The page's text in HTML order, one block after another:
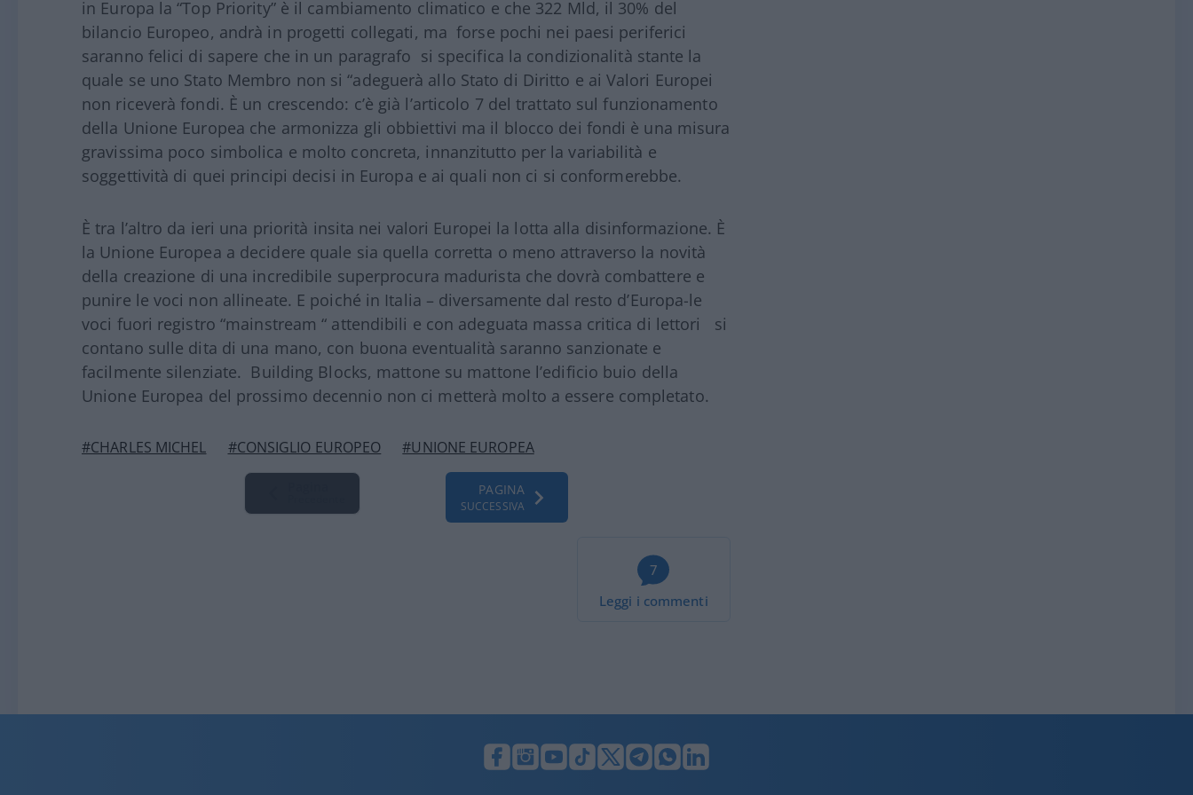
in Europa la “Top Priority” è il cambiamento climatico e che 322 Mld, il 30% del
bilancio Europeo, andrà in progetti collegati, ma forse pochi nei paesi periferici
saranno felici di sapere che in un paragrafo si specifica la condizionalità stante la
quale se uno Stato Membro non si “adeguerà allo Stato di Diritto e ai Valori Europei
non riceverà fondi. È un crescendo: c’è già l’articolo 7 del trattato sul funzionamento
della Unione Europea che armonizza gli obbiettivi ma il blocco dei fondi è una misura
gravissima poco simbolica e molto concreta, innanzitutto per la variabilità e
soggettività di quei principi decisi in Europa e ai quali non ci si conformerebbe.
È tra l’altro da ieri una priorità insita nei valori Europei la lotta alla disinformazione. È
la Unione Europea a decidere quale sia quella corretta o meno attraverso la novità
della creazione di una incredibile superprocura madurista che dovrà combattere e
punire le voci non allineate. E poiché in Italia – diversamente dal resto d’Europa-le
voci fuori registro “mainstream “ attendibili e con adeguata massa critica di lettori si
contano sulle dita di una mano, con buona eventualità saranno sanzionate e
facilmente silenziate. Building Blocks, mattone su mattone l’edificio buio della
Unione Europea del prossimo decennio non ci metterà molto a essere completato.
#CHARLES MICHEL #CONSIGLIO EUROPEO #UNIONE EUROPEA
PAGINA
SUCCESSIVA
7
Leggi i commenti